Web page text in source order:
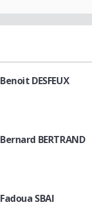
Benoit DESFEUX
Bernard BERTRAND
Fadoua SBAI